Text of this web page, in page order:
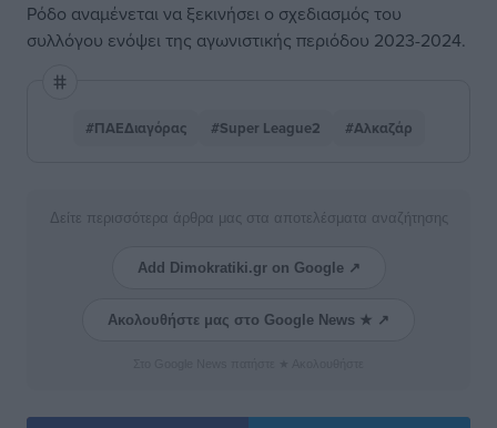
Ρόδο αναμένεται να ξεκινήσει ο σχεδιασμός του
συλλόγου ενόψει της αγωνιστικής περιόδου 2023-2024.
#ΠΑΕΔιαγόρας #Super League2 #Αλκαζάρ
Δείτε περισσότερα άρθρα μας στα αποτελέσματα αναζήτησης
Add Dimokratiki.gr on Google ↗
Ακολουθήστε μας στο Google News ★ ↗